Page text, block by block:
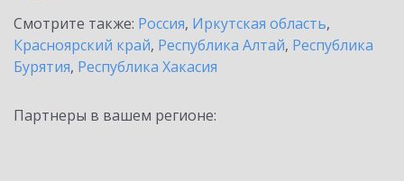
Смотрите также: Россия, Иркутская область,
Красноярский край, Республика Алтай, Республика
Бурятия, Республика Хакасия
Партнеры в вашем регионе: